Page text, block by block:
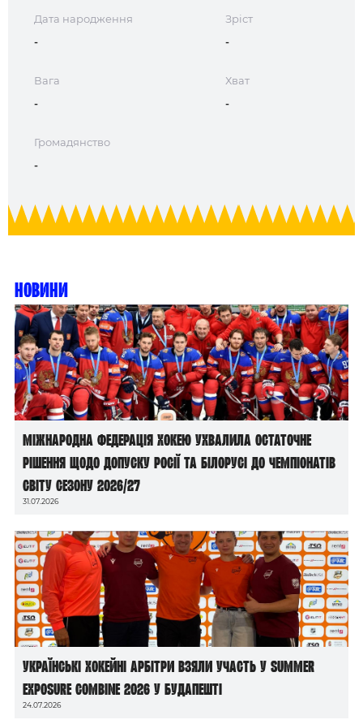
Дата народження
-
Зріст
-
Вага
-
Хват
-
Громадянство
-
Новини
Міжнародна федерація хокею ухвалила остаточне
рішення щодо допуску росії та білорусі до чемпіонатів
світу сезону 2026/27
31.07.2026
Українські хокейні арбітри взяли участь у Summer
Exposure Combine 2026 у Будапешті
24.07.2026